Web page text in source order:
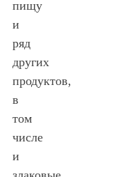
пищу
и
ряд
других
продуктов,
в
том
числе
и